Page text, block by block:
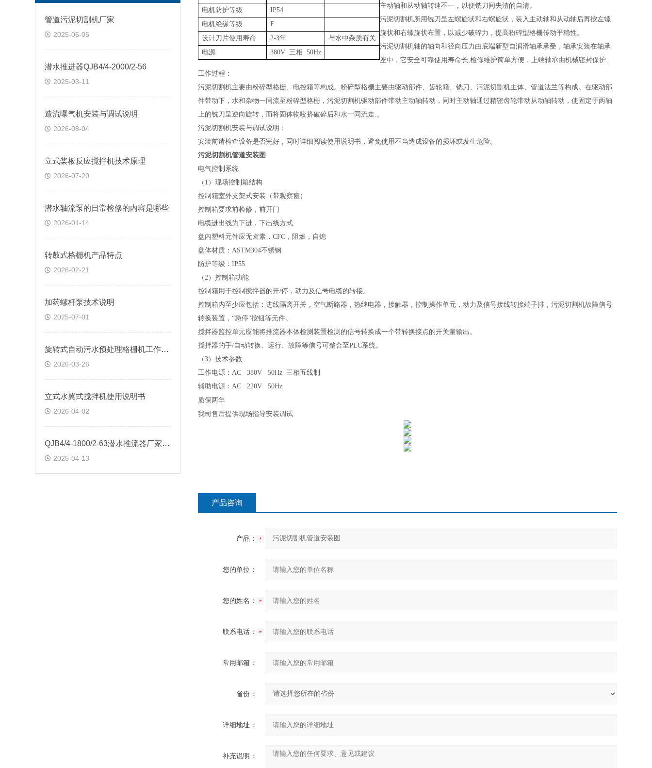
管道污泥切割机厂家
2025-06-05
潜水推进器QJB4/4-2000/2-56
2025-03-11
​造流曝气机安装与调试说明
2026-08-04
立式桨板反应搅拌机技术原理
2026-07-20
潜水轴流泵的日常检修的内容是哪些
2026-01-14
转鼓式格栅机产品特点
2026-02-21
加药螺杆泵技术说明
2025-07-01
旋转式自动污水预处理格栅机工作原理
2026-03-26
立式水翼式搅拌机使用说明书
2026-04-02
QJB4/4-1800/2-63潜水推流器厂家报价
2025-04-13
电机防护等级
IP54
电机绝缘等级
F
设计刀片使用寿命
2-3年
与水中杂质有关
电源
380V 三相 50Hz
主动轴和从动轴转速不一，以便铣刀间夹渣的自清。
污泥切割机所用铣刀呈左螺旋状和右螺旋状，装入主动轴和从动轴后再按左螺
旋状和右螺旋状布置，以减少破碎力，提高粉碎型格栅传动平稳性。
污泥切割机轴的轴向和径向压力由底端新型自润滑轴承承受，轴承安装在轴承
座中，它安全可靠使用寿命长,检修维护简单方便，上端轴承由机械密封保护..
工作过程 ：
污泥切割机主要由粉碎型格栅、电控箱等构成。 粉碎型格栅主要由驱动部件、齿轮箱、铣刀、 污泥切割机主体、管道法兰等构成。 在驱动部
件带动下，水和杂物一同流至粉碎型格栅， 污泥切割机驱动部件带动主动轴转动，同时主动轴通过精密齿轮带动从动轴转动，使固定于两轴
上的铣刀呈逆向旋转，而将固体物咬挤破碎后和水一同流走.。
污泥切割机安装与调试说明：
安装前请检查设备是否完好，同时详细阅读使用说明书，避免使用不当造成设备的损坏或发生危险。
污泥切割机管道安装图
电气控制系统
（ 1 ） 现场控制箱结构
控制箱室外支架式安装（带观察窗）
控制箱要求前检修，前开门
电缆进出线为下进，下出线方式
盘内塑料元件应无卤素， CFC ，阻燃，自熄
盘体材质： ASTM304不锈钢
防护等级： IP55
（2）控制箱功能
控制箱用于控制搅拌器的开/停，动力及信号电缆的转接。
控制箱内至少应包括：进线隔离开关，空气断路器，热继电器，接触器，控制操作单元，动力及信号接线转接端子排， 污泥切割机故障信号
转换装置， “急停"按钮等元件。
搅拌器监控单元应能将推流器本体检测装置检测的信号转换成一个带转换接点的开关量输出。
搅拌器的手/自动转换、运行、故障等信号可整合至PLC系统。
（3）技术参数
工作电源： AC 380V 50Hz 三相五线制
辅助电源： AC 220V 50Hz
质保两年
我司售后提供现场指导安装调试
产品咨询
产品：
您的单位：
您的姓名：
联系电话：
常用邮箱：
省份：
详细地址：
补充说明：